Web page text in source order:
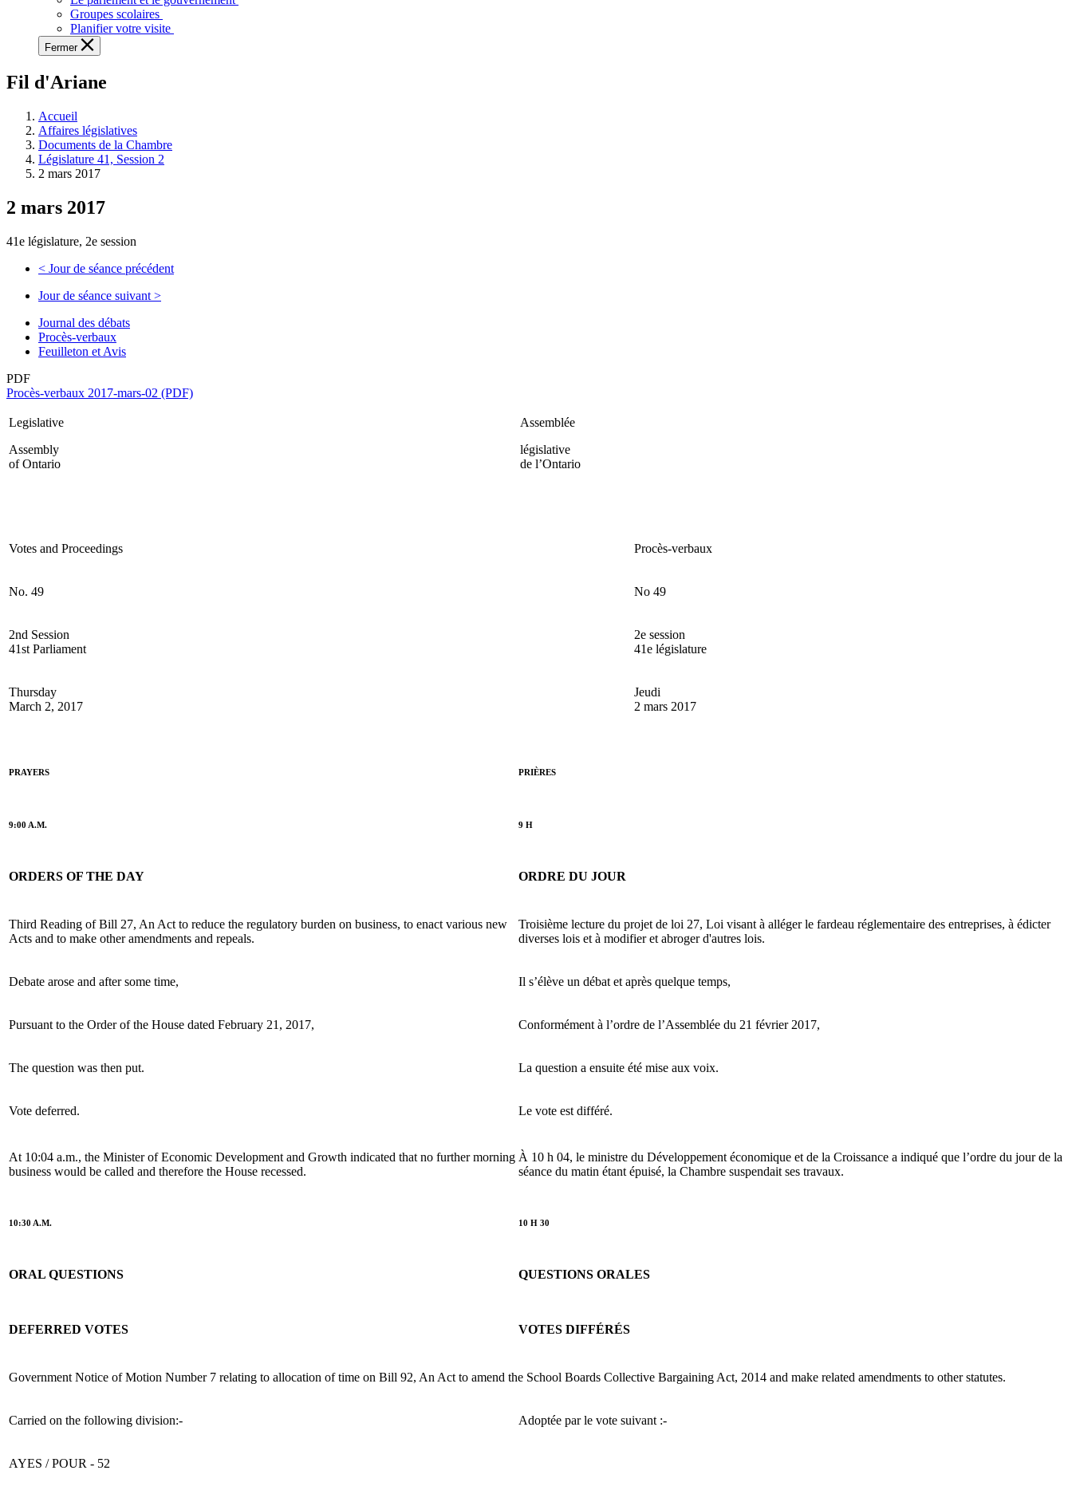
voir,
apprendre
et
découvrir
l'Assemblée
législative.
Groupes scolaires
Planifier votre visite
Fermer
Fil d'Ariane
Accueil
Affaires législatives
Documents de la Chambre
Législature 41, Session 2
2 mars 2017
2 mars 2017
41e législature, 2e session
< Jour de séance précédent
Jour de séance suivant >
Journal des débats
Procès-verbaux
Feuilleton et Avis
PDF
Procès-verbaux 2017-mars-02 (PDF)
Legislative
Assembly
of Ontario
Assemblée
législative
de l’Ontario
Votes and Proceedings Procès-verbaux
No. 49 No 49
2nd Session
41st Parliament
2e session
41e législature
Thursday
March 2, 2017
Jeudi
2 mars 2017
PRAYERS PRIÈRES
9:00 A.M. 9 H
ORDERS OF THE DAY ORDRE DU JOUR
Third Reading of Bill 27, An Act to reduce the regulatory burden on business, to enact various new
Acts and to make other amendments and repeals.
Troisième lecture du projet de loi 27, Loi visant à alléger le fardeau réglementaire des entreprises, à édicter
diverses lois et à modifier et abroger d'autres lois.
Debate arose and after some time, Il s’élève un débat et après quelque temps,
Pursuant to the Order of the House dated February 21, 2017, Conformément à l’ordre de l’Assemblée du 21 février 2017,
The question was then put. La question a ensuite été mise aux voix.
Vote deferred. Le vote est différé.
At 10:04 a.m., the Minister of Economic Development and Growth indicated that no further morning
business would be called and therefore the House recessed.
À 10 h 04, le ministre du Développement économique et de la Croissance a indiqué que l’ordre du jour de la
séance du matin étant épuisé, la Chambre suspendait ses travaux.
10:30 A.M. 10 H 30
ORAL QUESTIONS QUESTIONS ORALES
DEFERRED VOTES VOTES DIFFÉRÉS
Government Notice of Motion Number 7 relating to allocation of time on Bill 92, An Act to amend the School Boards Collective Bargaining Act, 2014 and make related amendments to other statutes.
Carried on the following division:- Adoptée par le vote suivant :-
AYES / POUR - 52